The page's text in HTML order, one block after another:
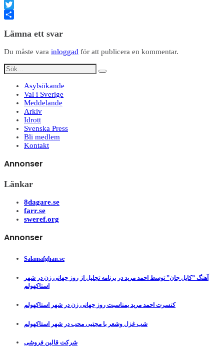
Facebook
Twitter
Lämna ett svar
Du måste vara inloggad för att publicera en kommentar.
Asylsökande
Val i Sverige
Meddelande
Arkiv
Idrott
Svenska Press
Bli medlem
Kontakt
Annonser
Länkar
8dagare.se
farr.se
sweref.org
Annonser
Salamafghan.se
آهنگ ”کابل جان” توسط احمد مرید در برنامه تجلیل از روز جهانی زن در شهر
استاکهولم
کنسرت احمد مرید بمناسبت روز جهانی زن در شهر استاکهولم
شب غزل وشعر با مجتبی محب در شهر استاکهولم
شرکت قالین فروشی